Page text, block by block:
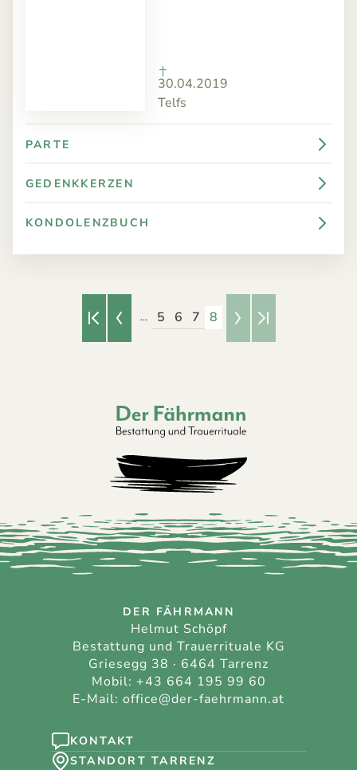
30.04.2019
Telfs
PARTE
GEDENKKERZEN
KONDOLENZBUCH
Erste SeiteVorherige Seite
... 5 6 7 8 Nächste Seite
Letzte Seite
Der Fährmann - Bestattung und
DER FÄHRMANN
Helmut Schöpf
Bestattung und Trauerrituale KG
Griesegg 38 · 6464 Tarrenz
Mobil: +43 664 195 99 60
E-Mail: office@der-faehrmann.at
KONTAKT
STANDORT TARRENZ